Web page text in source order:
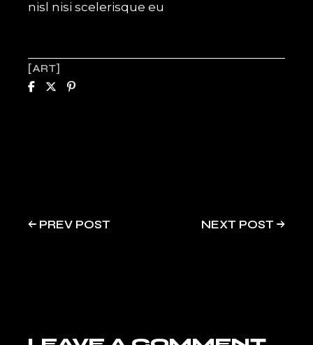
nisl nisi scelerisque eu
ART
PREV POST NEXT POST